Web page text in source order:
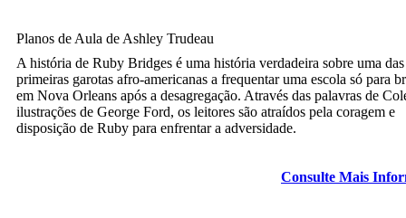
Planos de Aula de Ashley Trudeau
A história de Ruby Bridges é uma história verdadeira sobre uma das
primeiras garotas afro-americanas a frequentar uma escola só para
em Nova Orleans após a desagregação. Através das palavras de
ilustrações de George Ford, os leitores são atraídos pela coragem e
disposição de Ruby para enfrentar a adversidade.
Consulte Mais